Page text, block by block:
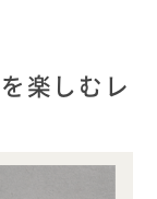
楽しむレ